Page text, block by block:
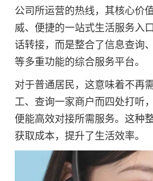
公司所运营的热线，其核心价
威、便捷的一站式生活服务入
话转接，而是整合了信息查询
等多重功能的综合服务平台。
对于普通居民，这意味着不再
工、查询一家商户而四处打听
便能高效对接所需服务。这种
获取成本，提升了生活效率。